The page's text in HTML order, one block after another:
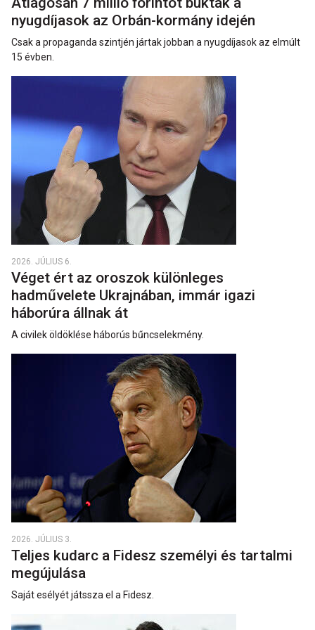
nyugdíjasok az Orbán-kormány idején
Csak a propaganda szintjén jártak jobban a nyugdíjasok az elmúlt
15 évben.
2026. JÚLIUS 6.
Véget ért az oroszok különleges
hadművelete Ukrajnában, immár igazi
háborúra állnak át
A civilek öldöklése háborús bűncselekmény.
2026. JÚLIUS 3.
Teljes kudarc a Fidesz személyi és tartalmi
megújulása
Saját esélyét játssza el a Fidesz.